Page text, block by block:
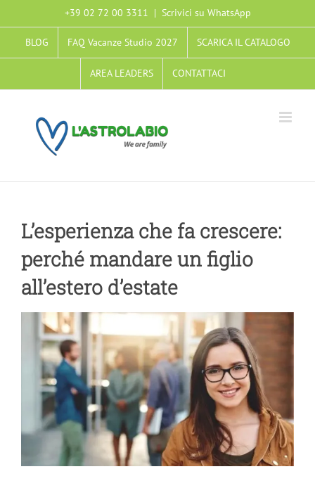
al
contenuto
+39 02 72 00 3311 | Scrivici su WhatsApp
BLOG FAQ Vacanze Studio 2027 SCARICA IL CATALOGO
AREA LEADERS CONTATTACI
L’esperienza che fa crescere:
perché mandare un figlio
all’estero d’estate
Ingrandisci
immagine